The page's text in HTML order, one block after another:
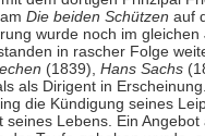
Die beiden Schützen auf
wurde noch im
in rascher Folge
(1839), Hans Sachs
als Dirigent in
die Kündigung seines
seines Lebens. Ein